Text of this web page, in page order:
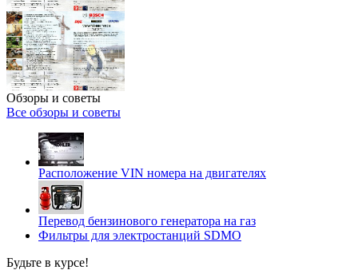
Обзоры и советы
Все обзоры и советы
Расположение VIN номера на двигателях
Перевод бензинового генератора на газ
Фильтры для электростанций SDMO
Будьте в курсе!